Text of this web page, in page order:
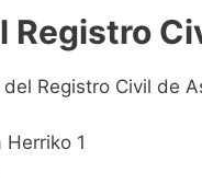
Registro
Registro Civil de
Herriko 1